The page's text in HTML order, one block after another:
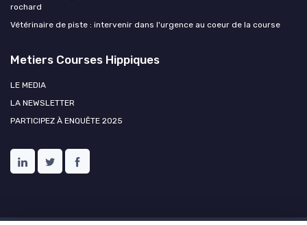
rochard
Vétérinaire de piste : intervenir dans l'urgence au coeur de la course
Metiers Courses Hippiques
LE MEDIA
LA NEWSLETTER
PARTICIPEZ À ENQUÊTE 2025